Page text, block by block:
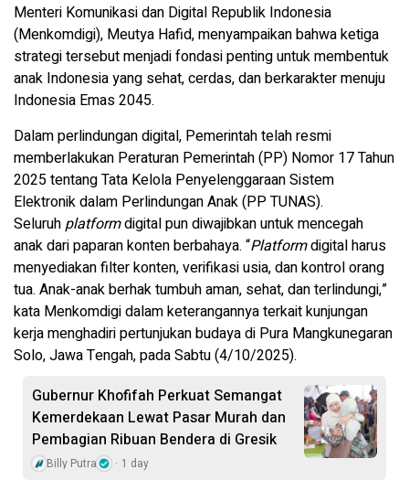
Menteri Komunikasi dan Digital Republik Indonesia
(Menkomdigi), Meutya Hafid, menyampaikan bahwa ketiga
strategi tersebut menjadi fondasi penting untuk membentuk
anak Indonesia yang sehat, cerdas, dan berkarakter menuju
Indonesia Emas 2045.
Dalam perlindungan digital, Pemerintah telah resmi
memberlakukan Peraturan Pemerintah (PP) Nomor 17 Tahun
2025 tentang Tata Kelola Penyelenggaraan Sistem
Elektronik dalam Perlindungan Anak (PP TUNAS).
Seluruhplatformdigital pun diwajibkan untuk mencegah
anak dari paparan konten berbahaya. “Platformdigital harus
menyediakan filter konten, verifikasi usia, dan kontrol orang
tua. Anak-anak berhak tumbuh aman, sehat, dan terlindungi,”
kata Menkomdigi dalam keterangannya terkait kunjungan
kerja menghadiri pertunjukan budaya di Pura Mangkunegaran
Solo, Jawa Tengah, pada Sabtu (4/10/2025).
Gubernur Khofifah Perkuat Semangat
Kemerdekaan Lewat Pasar Murah dan
Pembagian Ribuan Bendera di Gresik
Billy Putra 1 day